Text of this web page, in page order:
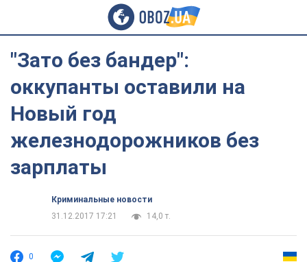
"Зато без бандер":
оккупанты оставили на
Новый год
железнодорожников без
зарплаты
Криминальные новости
31.12.2017 17:21
14,0 т.
0